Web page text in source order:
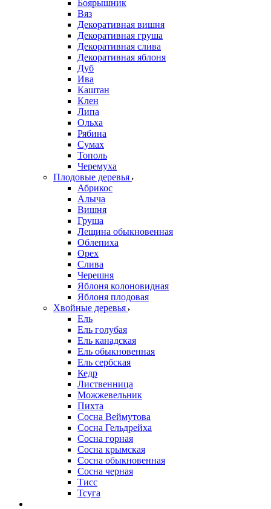
Боярышник
Вяз
Декоративная вишня
Декоративная груша
Декоративная слива
Декоративная яблоня
Дуб
Ива
Каштан
Клен
Липа
Ольха
Рябина
Сумах
Тополь
Черемуха
Плодовые деревья
Абрикос
Алыча
Вишня
Груша
Лещина обыкновенная
Облепиха
Орех
Слива
Черешня
Яблоня колоновидная
Яблоня плодовая
Хвойные деревья
Ель
Ель голубая
Ель канадская
Ель обыкновенная
Ель сербская
Кедр
Лиственница
Можжевельник
Пихта
Сосна Веймутова
Сосна Гельдрейха
Сосна горная
Сосна крымская
Сосна обыкновенная
Сосна черная
Тисс
Тсуга